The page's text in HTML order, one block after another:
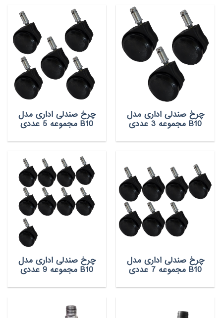
چرخ صندلی اداری مدل
B10 مجموعه 3 عددی
چرخ صندلی اداری مدل
B10 مجموعه 5 عددی
چرخ صندلی اداری مدل
B10 مجموعه 7 عددی
چرخ صندلی اداری مدل
B10 مجموعه 9 عددی